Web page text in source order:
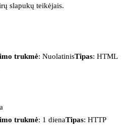
slapukų teikėjais.
trukmė: NuolatinisTipas: HTML
trukmė: 1 dienaTipas: HTTP